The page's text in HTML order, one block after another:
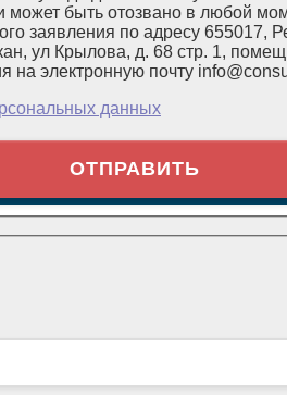
может быть отозвано в любой
заявления по адресу 655017,
ул Крылова, д. 68 стр. 1,
на электронную почту
данных